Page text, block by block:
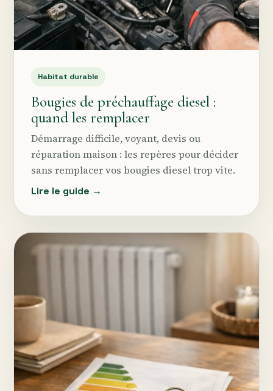
Habitat durable
Bougies de préchauffage diesel :
quand les remplacer
Démarrage difficile, voyant, devis ou
réparation maison : les repères pour décider
sans remplacer vos bougies diesel trop vite.
Lire le guide →